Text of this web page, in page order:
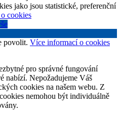
jako jsou statistické, preferenční
cookies
povolit. Více informací o cookies
pro správné fungování
nabízí. Nepožadujeme Váš
cookies na našem webu. Z
nemohou být individuálně